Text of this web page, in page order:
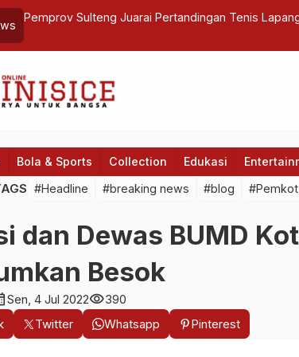
Ribuan Jemaah Hadiri Makassar Shalat Subuh
Bola & Sports Collection Edukasi
#Headline #breaking news #blog
dan Dewas BUMD
Besok
Sen, 4 Jul 2022visibility390
Twitter Whatsapp Pinterest